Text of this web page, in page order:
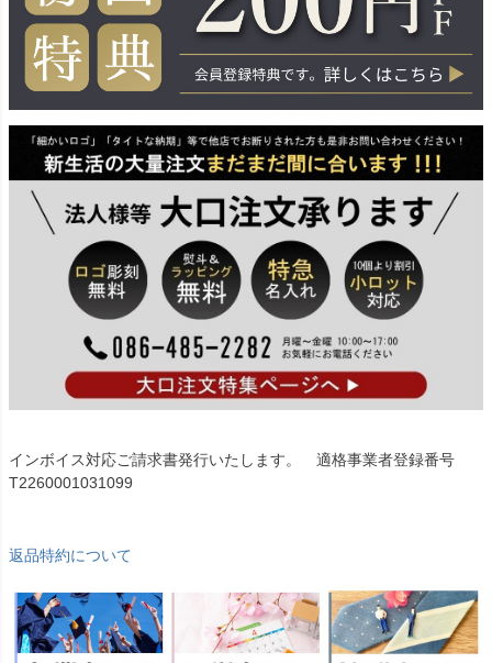
インボイス対応ご請求書発行いたします。 適格事業者登録番号
T2260001031099
返品特約について